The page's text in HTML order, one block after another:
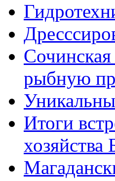
рыбную
Итоги
хозяйства